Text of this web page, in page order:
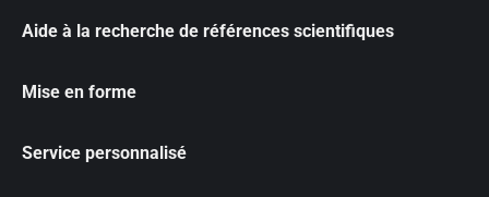
Aide à la recherche de références scientifiques
Mise en forme
Service personnalisé